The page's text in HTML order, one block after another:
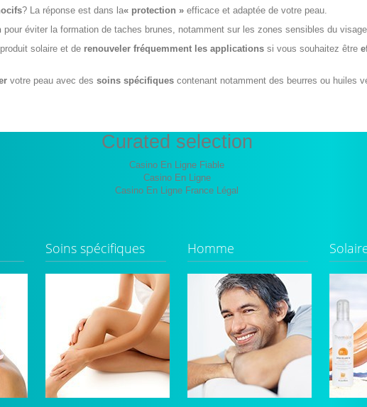
? La réponse est dans la« protection » efficace et adaptée de votre peau.
pour éviter la formation de taches brunes, notamment sur les zones sensibles du
solaire et de renouveler fréquemment les applications si vous souhaitez être
votre peau avec des soins spécifiques contenant notamment des beurres ou huiles
Curated selection
Casino En Ligne Fiable
Casino En Ligne
Casino En Ligne France Légal
Soins spécifiques Homme